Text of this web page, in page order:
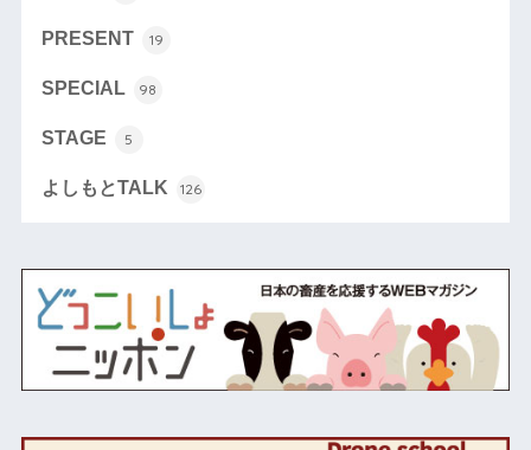
PRESENT 19
SPECIAL 98
STAGE 5
よしもとTALK 126